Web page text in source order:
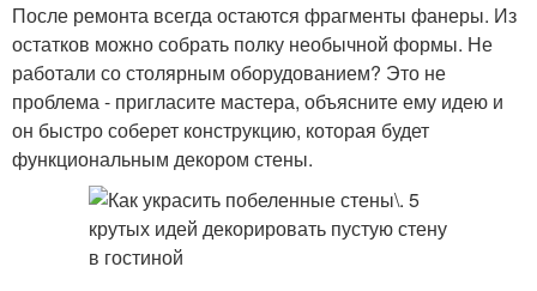
После ремонта всегда остаются фрагменты фанеры. Из
остатков можно собрать полку необычной формы. Не
работали со столярным оборудованием? Это не
проблема - пригласите мастера, объясните ему идею и
он быстро соберет конструкцию, которая будет
функциональным декором стены.